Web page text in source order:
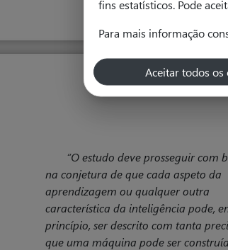
fins estatísticos. Pode
Para mais informação
Aceitar todos os
“O estudo deve prosseguir com
na conjetura de que cada aspeto da
aprendizagem ou qualquer outra
característica da inteligência pode,
princípio, ser descrito com tanta
que uma máquina pode ser